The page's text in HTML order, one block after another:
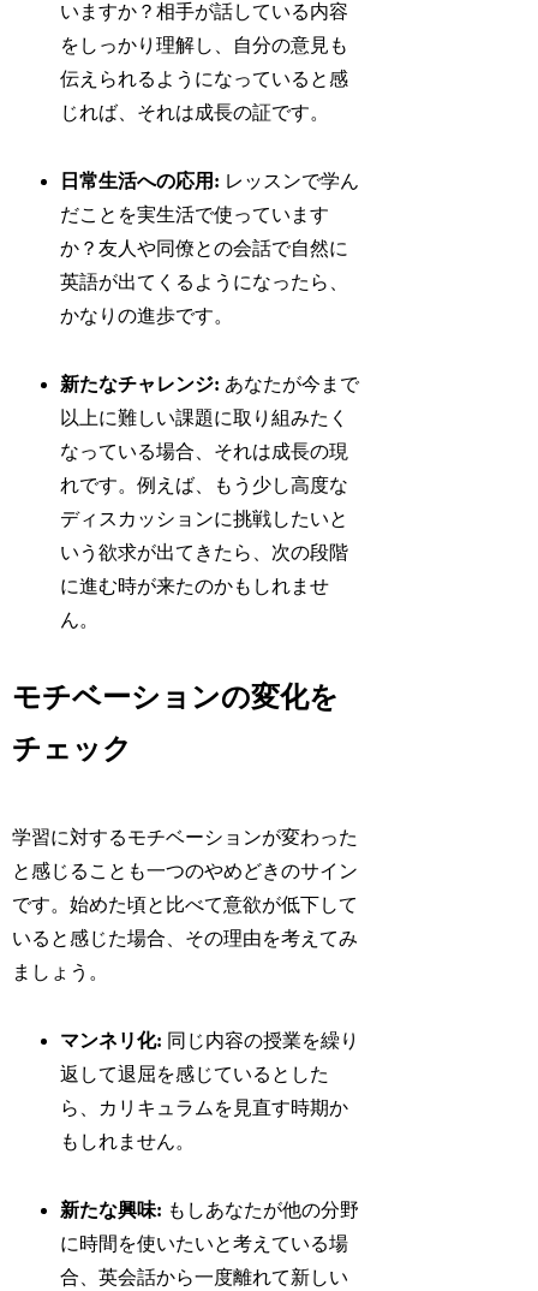
いますか？相手が話している内容
をしっかり理解し、自分の意見も
伝えられるようになっていると感
じれば、それは成長の証です。
日常生活への応用: レッスンで学ん
だことを実生活で使っています
か？友人や同僚との会話で自然に
英語が出てくるようになったら、
かなりの進歩です。
新たなチャレンジ: あなたが今まで
以上に難しい課題に取り組みたく
なっている場合、それは成長の現
れです。例えば、もう少し高度な
ディスカッションに挑戦したいと
いう欲求が出てきたら、次の段階
に進む時が来たのかもしれませ
ん。
モチベーションの変化を
チェック
学習に対するモチベーションが変わった
と感じることも一つのやめどきのサイン
です。始めた頃と比べて意欲が低下して
いると感じた場合、その理由を考えてみ
ましょう。
マンネリ化: 同じ内容の授業を繰り
返して退屈を感じているとした
ら、カリキュラムを見直す時期か
もしれません。
新たな興味: もしあなたが他の分野
に時間を使いたいと考えている場
合、英会話から一度離れて新しい